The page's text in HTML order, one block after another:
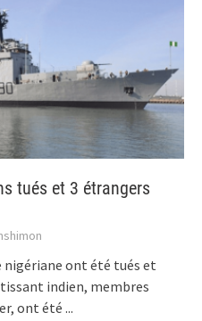
tués et 3 étrangers
nigériane ont été tués et
indien, membres
ont été ...